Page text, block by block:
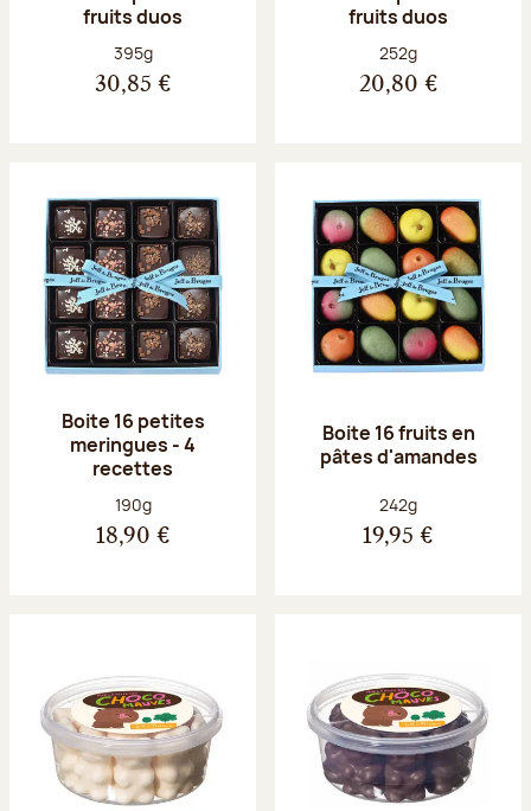
fruits duos
Poids net :
395g
30,85 €
fruits duos
Poids net :
252g
20,80 €
Boite 16 petites
meringues - 4
recettes
Poids net :
190g
18,90 €
Boite 16 fruits en
pâtes d'amandes
Poids net :
242g
19,95 €